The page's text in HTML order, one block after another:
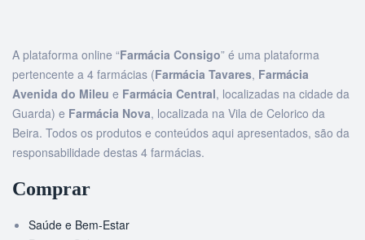
A plataforma online “Farmácia Consigo” é uma plataforma
pertencente a 4 farmácias (Farmácia Tavares, Farmácia
Avenida do Mileu e Farmácia Central, localizadas na cidade da
Guarda) e Farmácia Nova, localizada na Vila de Celorico da
Beira. Todos os produtos e conteúdos aqui apresentados, são da
responsabilidade destas 4 farmácias.
Comprar
Saúde e Bem-Estar